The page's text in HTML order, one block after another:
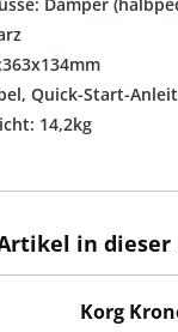
Quick-Start-
14,2kg
in dieser
Korg